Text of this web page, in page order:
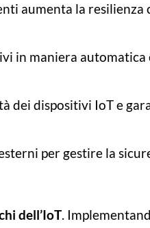
aumenta la resilienza
in maniera automatica
dei dispositivi IoT e
per gestire la
dell’IoT.